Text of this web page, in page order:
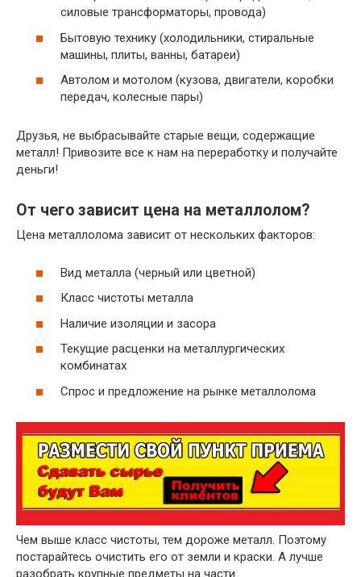
силовые трансформаторы, провода)
Бытовую технику (холодильники, стиральные
машины, плиты, ванны, батареи)
Автолом и мотолом (кузова, двигатели, коробки
передач, колесные пары)
Друзья, не выбрасывайте старые вещи, содержащие
металл! Привозите все к нам на переработку и получайте
деньги!
От чего зависит цена на металлолом?
Цена металлолома зависит от нескольких факторов:
Вид металла (черный или цветной)
Класс чистоты металла
Наличие изоляции и засора
Текущие расценки на металлургических
комбинатах
Спрос и предложение на рынке металлолома
Чем выше класс чистоты, тем дороже металл. Поэтому
постарайтесь очистить его от земли и краски. А лучше
разобрать крупные предметы на части.